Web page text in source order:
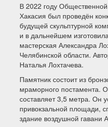
В 2022 году
Хакасия был проведён
будущей скульптурной
и в дальнейшем
мастерская Александра
Челябинской области.
Наталья Лохтачева.
Памятник состоит из
мраморного постамента.
составляет 3,5 метра. Он
привокзальной площади,
здание воздушной гавани